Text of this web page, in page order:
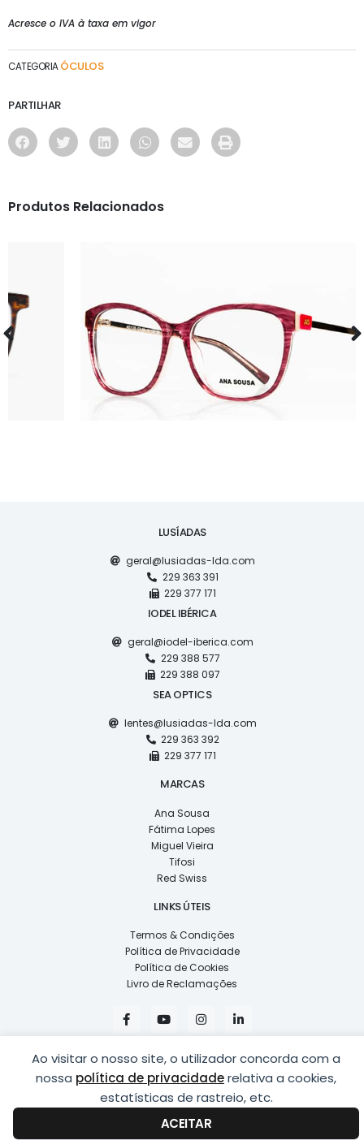
Ao visitar o nosso site, o utilizador concorda com a
nossa política de privacidaderelativa a cookies,
estatísticas de rastreio, etc.
ACEITAR
Acresce o IVA à taxa em vigor
CATEGORIA ÓCULOS
PARTILHAR
Produtos Relacionados
AS1135
LUSÍADAS
geral@lusiadas-lda.com
229 363 391
229 377 171
IODEL IBÉRICA
geral@iodel-iberica.com
229 388 577
229 388 097
SEA OPTICS
lentes@lusiadas-lda.com
229 363 392
229 377 171
MARCAS
Ana Sousa
Fátima Lopes
Miguel Vieira
Tifosi
Red Swiss
LINKS ÚTEIS
Termos & Condições
Política de Privacidade
Política de Cookies
Livro de Reclamações
F
a
c
b
o
o
k
-
Y
o
u
u
b
e
I
n
s
a
g
r
a
m
i
n
e
d
i
n
-
COPYRIGHT © 2026LUSÍADAS, DISTRIBUIÇÃO DE ÓPTICAS, LDA.
DESENVOLVIDO POR